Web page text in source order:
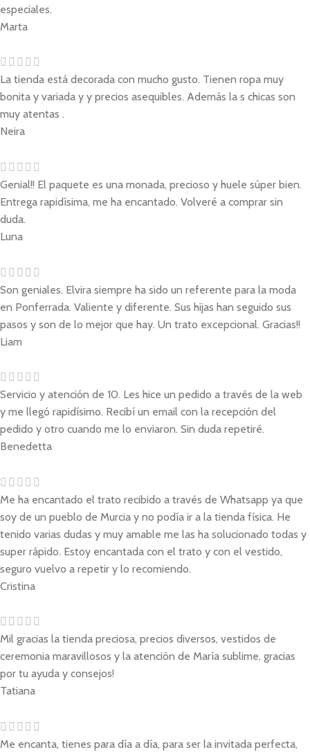
especiales.
Marta
La tienda está decorada con mucho gusto. Tienen ropa muy
bonita y variada y y precios asequibles. Además la s chicas son
muy atentas .
Neira
Genial!! El paquete es una monada, precioso y huele súper bien.
Entrega rapidísima, me ha encantado. Volveré a comprar sin
duda.
Luna
Son geniales. Elvira siempre ha sido un referente para la moda
en Ponferrada. Valiente y diferente. Sus hijas han seguido sus
pasos y son de lo mejor que hay. Un trato excepcional. Gracias!!
Liam
Servicio y atención de 10. Les hice un pedido a través de la web
y me llegó rapidísimo. Recibí un email con la recepción del
pedido y otro cuando me lo enviaron. Sin duda repetiré.
Benedetta
Me ha encantado el trato recibido a través de Whatsapp ya que
soy de un pueblo de Murcia y no podía ir a la tienda física. He
tenido varias dudas y muy amable me las ha solucionado todas y
super rápido. Estoy encantada con el trato y con el vestido,
seguro vuelvo a repetir y lo recomiendo.
Cristina
Mil gracias la tienda preciosa, precios diversos, vestidos de
ceremonia maravillosos y la atención de María sublime, gracias
por tu ayuda y consejos!
Tatiana
Me encanta, tienes para día a día, para ser la invitada perfecta,